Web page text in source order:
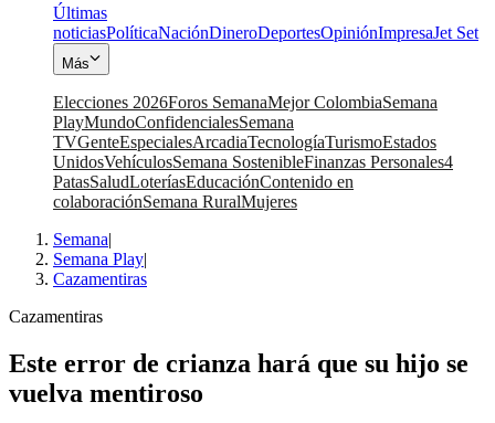
Últimas
noticiasPolíticaNaciónDineroDeportesOpiniónImpresaJet Set
Más
Elecciones 2026Foros SemanaMejor ColombiaSemana
PlayMundoConfidencialesSemana
TVGenteEspecialesArcadiaTecnologíaTurismoEstados
UnidosVehículosSemana SostenibleFinanzas Personales4
PatasSaludLoteríasEducaciónContenido en
colaboraciónSemana RuralMujeres
Semana|
Semana Play|
Cazamentiras
Cazamentiras
Este error de crianza hará que su hijo se
vuelva mentiroso